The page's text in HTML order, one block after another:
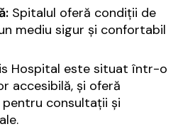
Spitalul oferă condiții de
mediu sigur și confortabil
Hospital este situat într-o
accesibilă, și oferă
consultații și